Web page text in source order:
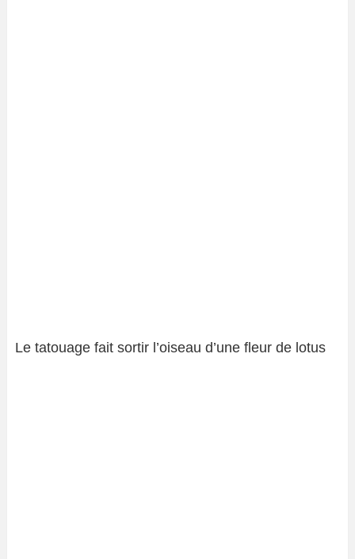
Le tatouage fait sortir l’oiseau d’une fleur de lotus